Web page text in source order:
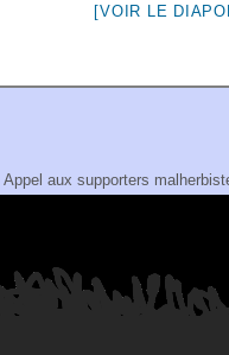
[VOIR LE
Appel aux supporters